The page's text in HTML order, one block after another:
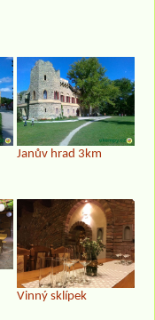
Janův hrad 3km
Vinný sklípek